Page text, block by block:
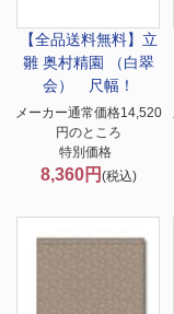
【全品送料無料】 立
雛 奥村精園 （白翠
会） 尺幅！
メーカー通常価格14,520
円のところ
特別価格
8,360円 (税込)